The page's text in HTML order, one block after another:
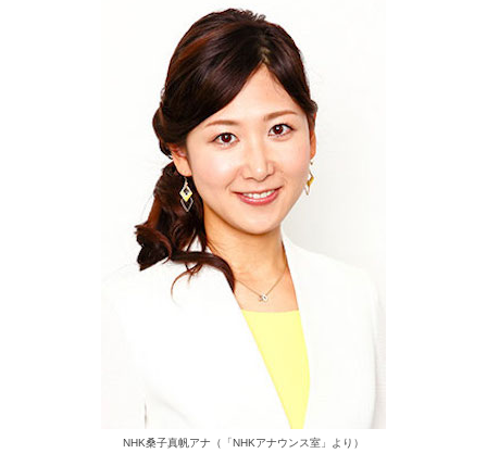
NHK桑子真帆アナ（ 「NHKアナウンス室」 より）